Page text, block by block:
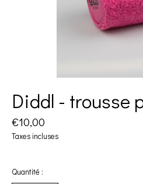
Diddl - trousse
€10,00
Taxes incluses
Quantité :